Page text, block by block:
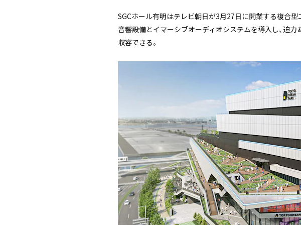
SGCホール有明はテレビ朝日が3月27日に開業する複合
音響設備とイマーシブオーディオシステムを導入し、迫
収容できる。